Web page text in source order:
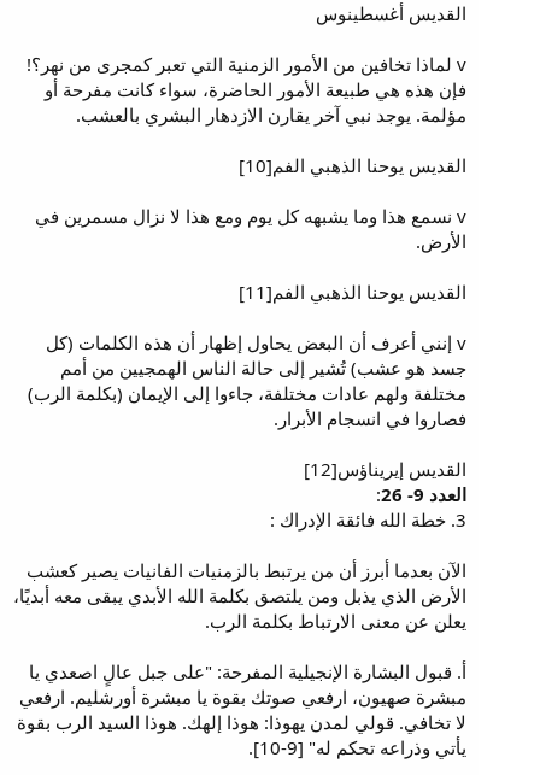
القديس أغسطينوس
v لماذا تخافين من الأمور الزمنية التي تعبر كمجرى من نهر؟!
فإن هذه هي طبيعة الأمور الحاضرة، سواء كانت مفرحة أو
مؤلمة. يوجد نبي آخر يقارن الازدهار البشري بالعشب.
القديس يوحنا الذهبي الفم[10]
v نسمع هذا وما يشبهه كل يوم ومع هذا لا نزال مسمرين في
الأرض.
القديس يوحنا الذهبي الفم[11]
v إنني أعرف أن البعض يحاول إظهار أن هذه الكلمات (كل
جسد هو عشب) تُشير إلى حالة الناس الهمجيين من أمم
مختلفة ولهم عادات مختلفة، جاءوا إلى الإيمان (بكلمة الرب)
فصاروا في انسجام الأبرار.
القديس إيريناؤس[12]
العدد 9- 26
:
3. خطة الله فائقة الإدراك :
الآن بعدما أبرز أن من يرتبط بالزمنيات الفانيات يصير كعشب
الأرض الذي يذبل ومن يلتصق بكلمة الله الأبدي يبقى معه أبديًا،
يعلن عن معنى الارتباط بكلمة الرب.
أ. قبول البشارة الإنجيلية المفرحة: "على جبل عالٍ اصعدي يا
مبشرة صهيون، ارفعي صوتك بقوة يا مبشرة أورشليم. ارفعي
لا تخافي. قولي لمدن يهوذا: هوذا إلهك. هوذا السيد الرب بقوة
يأتي وذراعه تحكم له" [9-10].